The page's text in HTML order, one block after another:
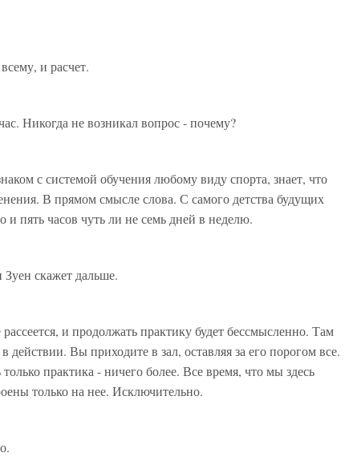
и расчет.
Никогда не возникал вопрос - почему?
с системой обучения любому виду спорта, знает, что
В прямом смысле слова. С самого детства будущих
пять часов чуть ли не семь дней в неделю.
скажет дальше.
и продолжать практику будет бессмысленно. Там
Вы приходите в зал, оставляя за его порогом все.
практика - ничего более. Все время, что мы здесь
только на нее. Исключительно.